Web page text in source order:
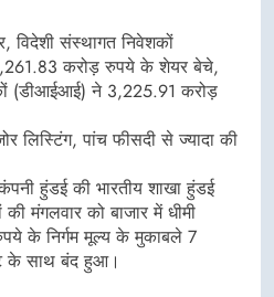
संस्थागत निवेशकों
करोड़ रुपये के शेयर बेचे,
(डीआईआई) ने 3,225.91 करोड़
लिस्टिंग, पांच फीसदी से ज्यादा की
कंपनी हुंडई की भारतीय शाखा हुंडई
मंगलवार को बाजार में धीमी
के निर्गम मूल्य के मुकाबले 7
के साथ बंद हुआ।